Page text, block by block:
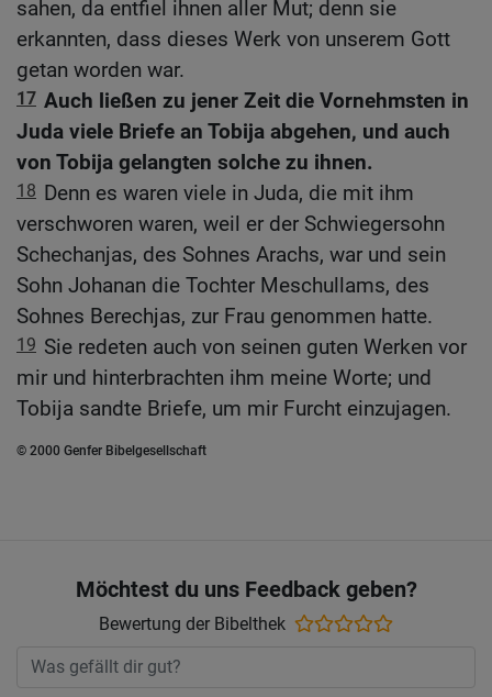
sahen, da entfiel ihnen aller Mut; denn sie
erkannten, dass dieses Werk von unserem Gott
getan worden war.
17 Auch ließen zu jener Zeit die Vornehmsten in
Juda viele Briefe an Tobija abgehen, und auch
von Tobija gelangten solche zu ihnen.
18 Denn es waren viele in Juda, die mit ihm
verschworen waren, weil er der Schwiegersohn
Schechanjas, des Sohnes Arachs, war und sein
Sohn Johanan die Tochter Meschullams, des
Sohnes Berechjas, zur Frau genommen hatte.
19 Sie redeten auch von seinen guten Werken vor
mir und hinterbrachten ihm meine Worte; und
Tobija sandte Briefe, um mir Furcht einzujagen.
© 2000 Genfer Bibelgesellschaft
Möchtest du uns Feedback geben?
Bewertung der Bibelthek